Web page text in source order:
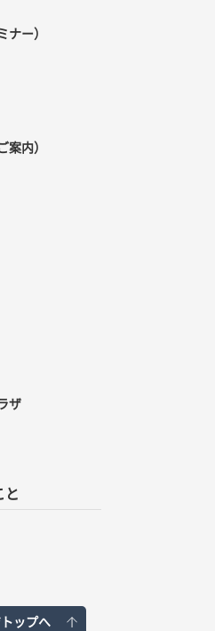
ー）
内）
ザ
と
ップへ